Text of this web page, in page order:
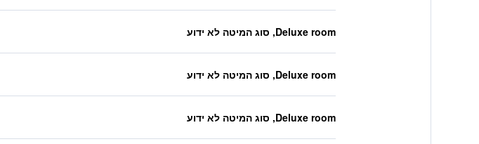
Deluxe room, סוג המיטה לא ידוע
Deluxe room, סוג המיטה לא ידוע
Deluxe room, סוג המיטה לא ידוע